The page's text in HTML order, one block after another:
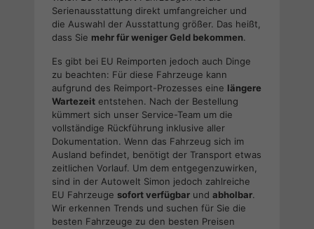
Serienausstattung direkt umfangreicher und
die Auswahl der Ausstattung größer. Das heißt,
dass Sie mehr für weniger Geld bekommen.
Es gibt bei EU Reimporten jedoch auch Dinge
zu beachten: Für diese Fahrzeuge kann
aufgrund des Reimport-Prozesses eine längere
Wartezeit entstehen. Nach der Bestellung
kümmert sich unser Service-Team um die
vollständige Rückführung inklusive aller
Dokumentation. Wenn das Fahrzeug sich im
Ausland befindet, benötigt der Transport etwas
zeitlichen Vorlauf. Um dem entgegenzuwirken,
sind in der Autowelt Simon jedoch zahlreiche
EU Fahrzeuge sofort verfügbar und abholbar.
Wir erkennen Trends und suchen für Sie die
besten Fahrzeuge zu den besten Preisen